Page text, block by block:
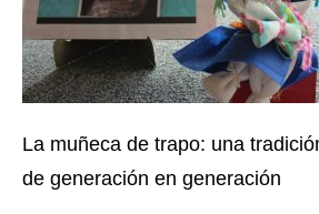
La muñeca de trapo: una
de generación en generación